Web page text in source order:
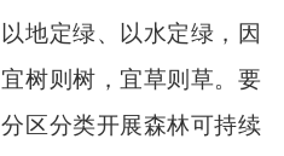
地定绿、以水定绿，因
树则树，宜草则草。要
区分类开展森林可持续